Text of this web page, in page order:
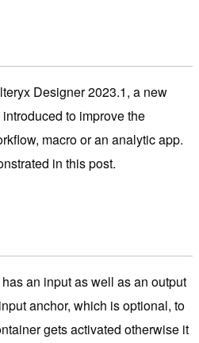
Designer 2023.1, a new
to improve the
macro or an analytic app.
in this post.
an input as well as an output
anchor, which is optional, to
gets activated otherwise it